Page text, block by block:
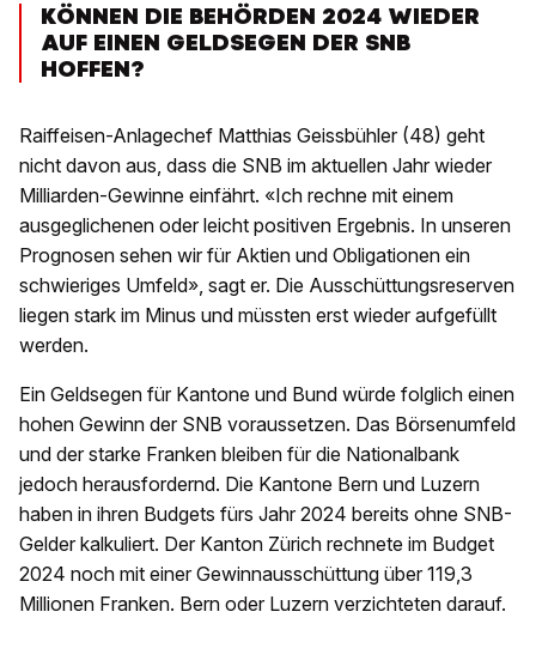
KÖNNEN DIE BEHÖRDEN 2024 WIEDER
AUF EINEN GELDSEGEN DER SNB
HOFFEN?
Raiffeisen-Anlagechef Matthias Geissbühler (48) geht
nicht davon aus, dass die SNB im aktuellen Jahr wieder
Milliarden-Gewinne einfährt. «Ich rechne mit einem
ausgeglichenen oder leicht positiven Ergebnis. In unseren
Prognosen sehen wir für Aktien und Obligationen ein
schwieriges Umfeld», sagt er. Die Ausschüttungsreserven
liegen stark im Minus und müssten erst wieder aufgefüllt
werden.
Ein Geldsegen für Kantone und Bund würde folglich einen
hohen Gewinn der SNB voraussetzen. Das Börsenumfeld
und der starke Franken bleiben für die Nationalbank
jedoch herausfordernd. Die Kantone Bern und Luzern
haben in ihren Budgets fürs Jahr 2024 bereits ohne SNB-
Gelder kalkuliert. Der Kanton Zürich rechnete im Budget
2024 noch mit einer Gewinnausschüttung über 119,3
Millionen Franken. Bern oder Luzern verzichteten darauf.